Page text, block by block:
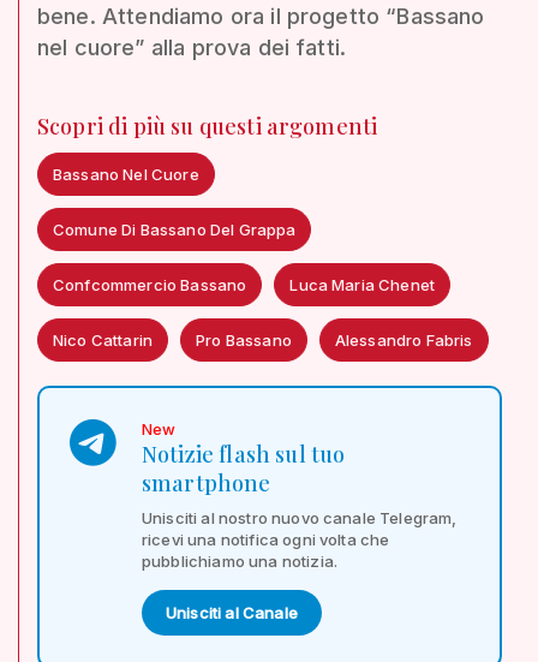
bene. Attendiamo ora il progetto “Bassano
nel cuore” alla prova dei fatti.
Scopri di più su questi argomenti
Bassano Nel Cuore
Comune Di Bassano Del Grappa
Confcommercio Bassano Luca Maria Chenet
Nico Cattarin Pro Bassano Alessandro Fabris
New
Notizie flash sul tuo
smartphone
Unisciti al nostro nuovo canale Telegram,
ricevi una notifica ogni volta che
pubblichiamo una notizia.
Unisciti al Canale